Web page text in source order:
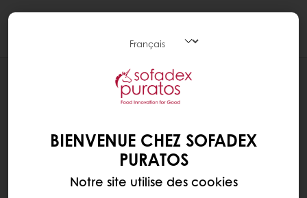
MIMETIC.. LA NOUVELLE GÉNÉRATION
BIENVENUE CHEZ SOFADEX
PURATOS
Notre site utilise des cookies